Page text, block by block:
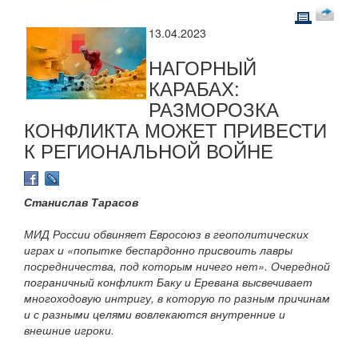
13.04.2023
НАГОРНЫЙ
КАРАБАХ:
РАЗМОРОЗКА
КОНФЛИКТА МОЖЕТ ПРИВЕСТИ
К РЕГИОНАЛЬНОЙ ВОЙНЕ
Станислав Тарасов
МИД России обвиняет Евросоюз в геополитических
играх и «попытке беспардонно присвоить лавры
посредничества, под которым ничего нет». Очередной
пограничный конфликт Баку и Еревана высвечивает
многоходовую интригу, в которую по разным причинам
и с разными целями вовлекаются внутренние и
внешние игроки.